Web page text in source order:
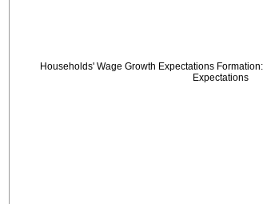
Households' Wage Growth Expectations
Expectations